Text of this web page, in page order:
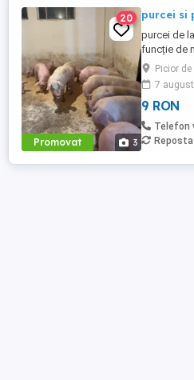
Promovat 3
20 purcei si
purcei de
funcție de
prețulPicior
7 august
9 RON
Telefon